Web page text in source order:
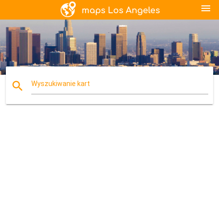
menu
search Wyszukiwanie kart